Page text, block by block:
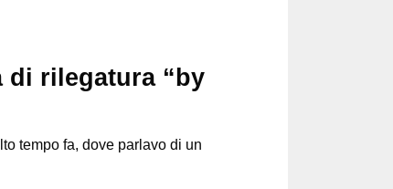
di rilegatura “by
tempo fa, dove parlavo di un